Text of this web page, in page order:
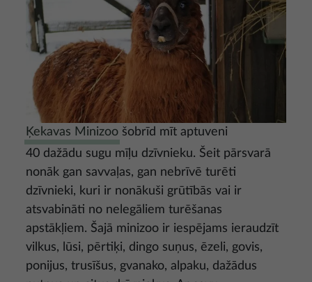
Ķekavas Minizoo šobrīd mīt aptuveni
40 dažādu sugu mīļu dzīvnieku. Šeit pārsvarā
nonāk gan savvaļas, gan nebrīvē turēti
dzīvnieki, kuri ir nonākuši grūtībās vai ir
atsvabināti no nelegāliem turēšanas
apstākļiem. Šajā minizoo ir iespējams ieraudzīt
vilkus, lūsi, pērtiķi, dingo suņus, ēzeli, govis,
ponijus, trusīšus, gvanako, alpaku, dažādus